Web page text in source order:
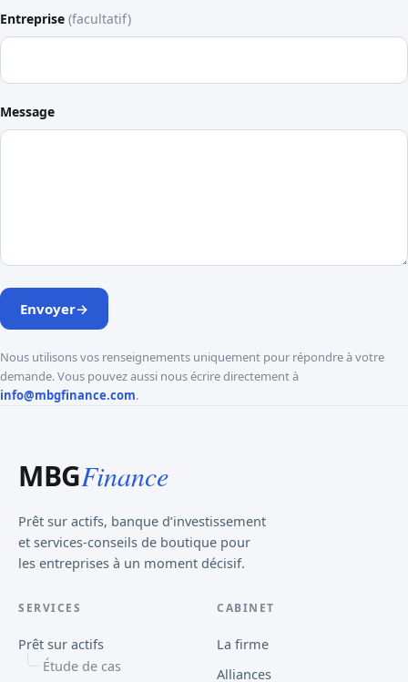
Entreprise (facultatif)
Message
Envoyer→
Nous utilisons vos renseignements uniquement pour répondre à votre
demande. Vous pouvez aussi nous écrire directement à
info@mbgfinance.com.
MBGFinance
Prêt sur actifs, banque d’investissement
et services-conseils de boutique pour
les entreprises à un moment décisif.
SERVICES
Prêt sur actifs
Étude de cas
CABINET
La firme
Alliances